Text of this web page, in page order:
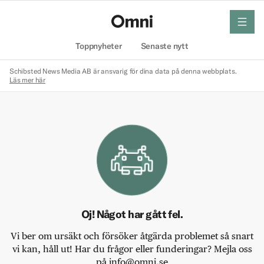
Toppnyheter Senaste nytt
meny
Schibsted News Media AB är ansvarig för dina data på denna webbplats.
Läs mer här
Oj! Något har gått fel.
Vi ber om ursäkt och försöker åtgärda problemet så snart
vi kan, håll ut! Har du frågor eller funderingar? Mejla oss